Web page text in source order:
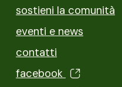
sostieni la comunità
eventi e news
contatti
facebook